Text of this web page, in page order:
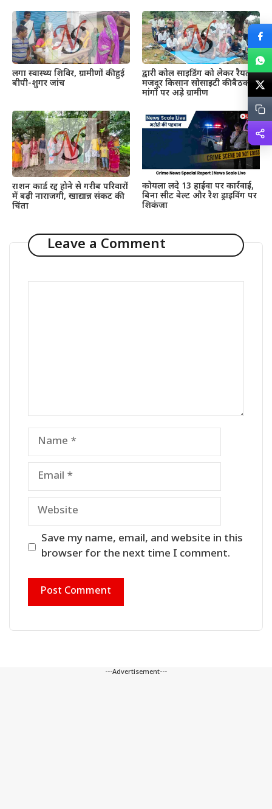
लगा स्वास्थ्य शिविर, ग्रामीणों की हुई
बीपी-शुगर जांच
द्वारी कोल साइडिंग को लेकर रैयतों-
मजदूर किसान सोसाइटी की बैठक,
मांगों पर अड़े ग्रामीण
राशन कार्ड रद्द होने से गरीब परिवारों
में बढ़ी नाराजगी, खाद्यान्न संकट की
चिंता
कोयला लदे 13 हाईवा पर कार्रवाई,
बिना सीट बेल्ट और रैश ड्राइविंग पर
शिकंजा
Leave a Comment
Name
Email
Website
Save my name, email, and website in this
browser for the next time I comment.
---Advertisement---